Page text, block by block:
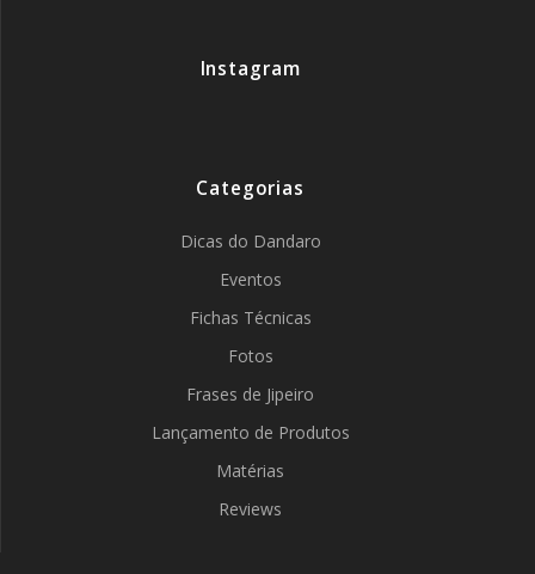
Instagram
Categorias
Dicas do Dandaro
Eventos
Fichas Técnicas
Fotos
Frases de Jipeiro
Lançamento de Produtos
Matérias
Reviews